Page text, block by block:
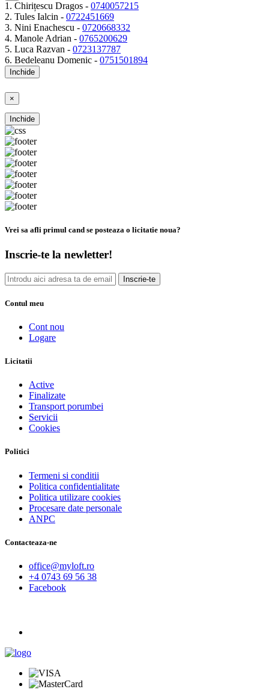
1. Chirițescu Dragos - 0740057215
2. Tules Ialcin - 0722451669
3. Nini Enachescu - 0720668332
4. Manole Adrian - 0765200629
5. Luca Razvan - 0723137787
6. Bedeleanu Domenic - 0751501894
Inchide
×
Inchide
Vrei sa afli primul cand se posteaza o licitatie noua?
Inscrie-te la newletter!
Inscrie-te
Contul meu
Cont nou
Logare
Licitatii
Active
Finalizate
Transport porumbei
Servicii
Cookies
Politici
Termeni si conditii
Politica confidentialitate
Politica utilizare cookies
Procesare date personale
ANPC
Contacteaza-ne
office@myloft.ro
+4 0743 69 56 38
Facebook